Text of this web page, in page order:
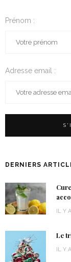
Prénom :
Adresse email :
DERNIERS
IL Y
Le
IL Y